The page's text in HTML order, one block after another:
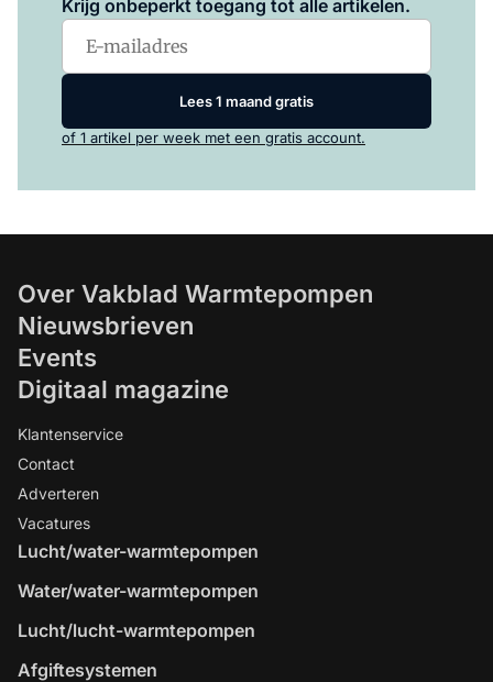
Krijg onbeperkt toegang tot alle artikelen.
Lees 1 maand gratis
of 1 artikel per week met een gratis account.
Over Vakblad Warmtepompen
Nieuwsbrieven
Events
Digitaal magazine
Klantenservice
Contact
Adverteren
Vacatures
Lucht/water-warmtepompen
Water/water-warmtepompen
Lucht/lucht-warmtepompen
Afgiftesystemen